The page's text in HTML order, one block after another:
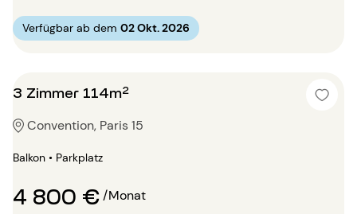
Verfügbar ab dem 02 Okt. 2026
3 Zimmer 114m²
Convention, Paris 15
Balkon • Parkplatz
4 800 €/Monat